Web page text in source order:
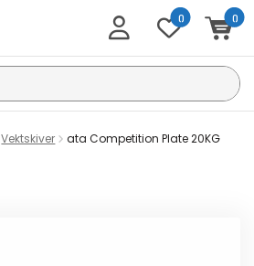
0 0
Vektskiver ata Competition Plate 20KG